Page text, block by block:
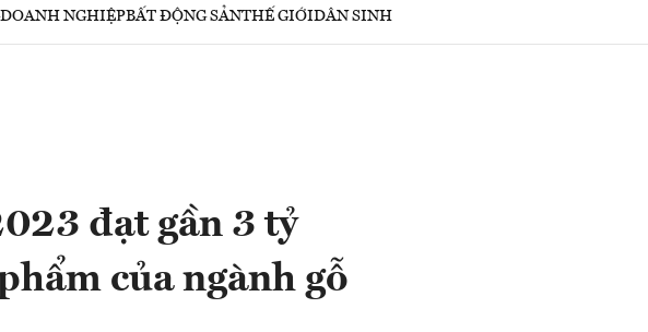
DOANH NGHIỆPBẤT ĐỘNG SẢNTHẾ GIỚIDÂN SINH
đạt gần 3 tỷ
của ngành gỗ